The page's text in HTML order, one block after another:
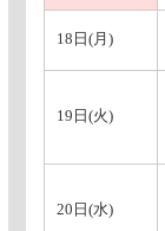
18日(月)
19日(火)
20日(水)